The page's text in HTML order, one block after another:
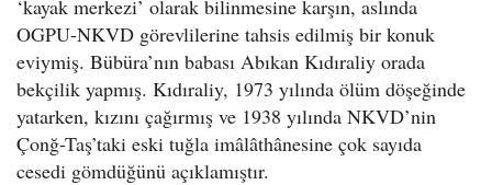
‘kayak merkezi’ olarak bilinmesine karşın, aslında
OGPU-NKVD görevlilerine tahsis edilmiş bir konuk
eviymiş. Bübüra’nın babası Abıkan Kıdıraliy orada
bekçilik yapmış. Kıdıraliy, 1973 yılında ölüm döşeğinde
yatarken, kızını çağırmış ve 1938 yılında NKVD’nin
Çonğ-Taş’taki eski tuğla imâlâthânesine çok sayıda
cesedi gömdüğünü açıklamıştır.